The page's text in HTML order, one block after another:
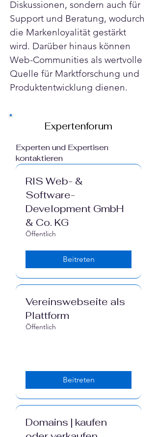
Diskussionen, sondern auch für
Support und Beratung, wodurch
die Markenloyalität gestärkt
wird. Darüber hinaus können
Web-Communities als wertvolle
Quelle für Marktforschung und
Produktentwicklung dienen.
Expertenforum
Experten und Expertisen
kontaktieren
RIS Web- &
Software-
Development GmbH
& Co. KG
Öffentlich
Beitreten
Vereinswebseite als
Plattform
Öffentlich
Beitreten
Domains | kaufen